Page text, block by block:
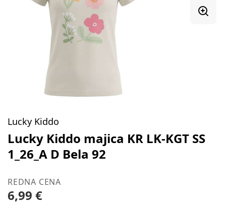
Lucky Kiddo
Lucky Kiddo majica KR LK-KGT SS
1_26_A D Bela 92
REDNA CENA
6,99 €